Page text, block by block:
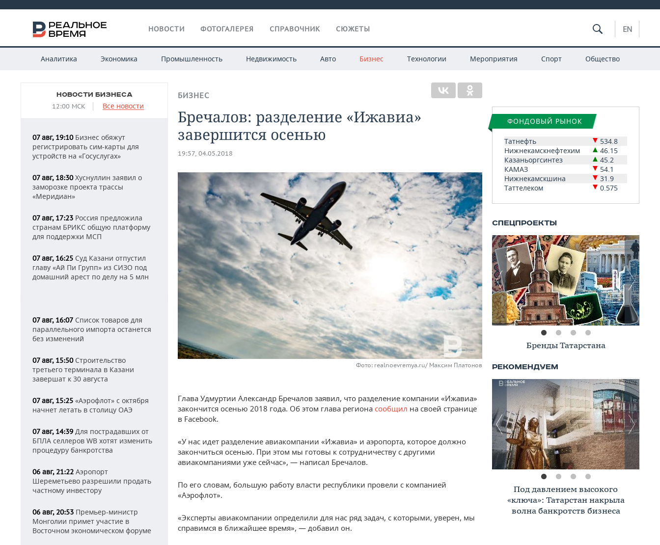
НОВОСТИ ФОТОГАЛЕРЕЯ СПРАВОЧНИК СЮЖЕТЫ EN
Аналитика Экономика Промышленность Недвижимость Авто Бизнес Технологии Мероприятия Спорт Общество
НОВОСТИ БИЗНЕСА
12:00 МСК Все новости
07 авг, 19:10Бизнес обяжут
регистрировать сим-карты для
устройств на «Госуслугах»
07 авг, 18:30Хуснуллин заявил о
заморозке проекта трассы
«Меридиан»
07 авг, 17:23 Россия предложила
странам БРИКС общую платформу
для поддержки МСП
07 авг, 16:25 Суд Казани отпустил
главу «Ай Пи Групп» из СИЗО под
домашний арест по делу на 5 млн
07 авг, 16:07 Список товаров для
параллельного импорта останется
без изменений
07 авг, 15:50Строительство
третьего терминала в Казани
завершат к 30 августа
07 авг, 15:25 «Аэрофлот» с октября
начнет летать в столицу ОАЭ
07 авг, 14:39 Для пострадавших от
БПЛА селлеров WB хотят изменить
процедуру банкротства
06 авг, 21:22 Аэропорт
Шереметьево разрешили продать
частному инвестору
06 авг, 20:53 Премьер-министр
Монголии примет участие в
Восточном экономическом форуме
БИЗНЕС
Бречалов: разделение «Ижавиа»
завершится осенью
19:57, 04.05.2018
Фото: realnoevremya.ru/ Максим Платонов
Глава Удмуртии Александр Бречалов заявил, что разделение компании «Ижавиа»
закончится осенью 2018 года. Об этом глава региона сообщил на своей странице
в Facebook.
«У нас идет разделение авиакомпании «Ижавиа» и аэропорта, которое должно
закончиться осенью. При этом мы готовы к сотрудничеству с другими
авиакомпаниями уже сейчас», — написал Бречалов.
По его словам, большую работу власти республики провели с компанией
«Аэрофлот».
«Эксперты авиакомпании определили для нас ряд задач, с которыми, уверен, мы
справимся в ближайшее время», — добавил он.
ФОНДОВЫЙ РЫНОК
Татнефть
534.8
Нижнекамскнефтехим
46.15
Казаньоргсинтез
45.2
КАМАЗ
54.1
Нижнекамскшина
31.9
Таттелеком
0.575
Книжная полка
Премиальное жилье в Казани:
тренды, критерии, покупатели в
2026 году